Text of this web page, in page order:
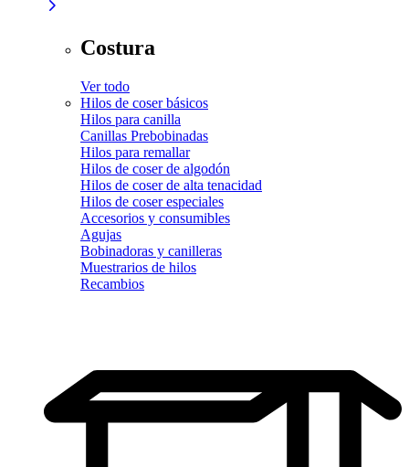
Costura
Ver todo
Hilos de coser básicos
Hilos para canilla
Canillas Prebobinadas
Hilos para remallar
Hilos de coser de algodón
Hilos de coser de alta tenacidad
Hilos de coser especiales
Accesorios y consumibles
Agujas
Bobinadoras y canilleras
Muestrarios de hilos
Recambios